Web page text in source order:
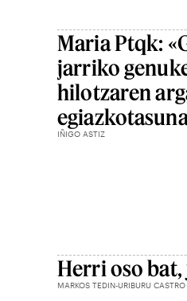
Maria Ptqk:
jarriko
hilotzaren
IÑIGO ASTIZ
Herri oso
MARKOS TEDIN-URIBURU CASTRO